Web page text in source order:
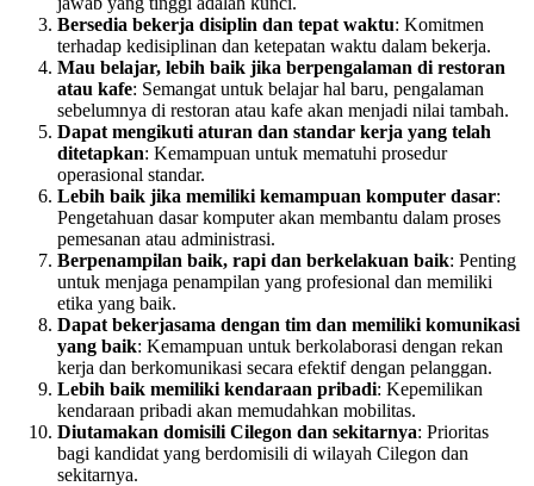
Bersedia bekerja disiplin dan tepat waktu: Komitmen
terhadap kedisiplinan dan ketepatan waktu dalam bekerja.
Mau belajar, lebih baik jika berpengalaman di restoran
atau kafe: Semangat untuk belajar hal baru, pengalaman
sebelumnya di restoran atau kafe akan menjadi nilai tambah.
Dapat mengikuti aturan dan standar kerja yang telah
ditetapkan: Kemampuan untuk mematuhi prosedur
operasional standar.
Lebih baik jika memiliki kemampuan komputer dasar:
Pengetahuan dasar komputer akan membantu dalam proses
pemesanan atau administrasi.
Berpenampilan baik, rapi dan berkelakuan baik: Penting
untuk menjaga penampilan yang profesional dan memiliki
etika yang baik.
Dapat bekerjasama dengan tim dan memiliki komunikasi
yang baik: Kemampuan untuk berkolaborasi dengan rekan
kerja dan berkomunikasi secara efektif dengan pelanggan.
Lebih baik memiliki kendaraan pribadi: Kepemilikan
kendaraan pribadi akan memudahkan mobilitas.
Diutamakan domisili Cilegon dan sekitarnya: Prioritas
bagi kandidat yang berdomisili di wilayah Cilegon dan
sekitarnya.